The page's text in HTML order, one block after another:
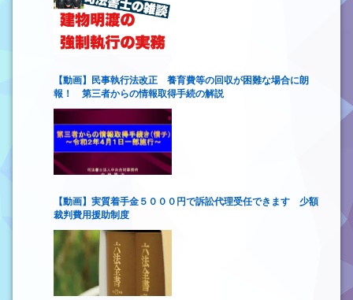
【動画】民事執行法改正 養育費等の回収が困難な場合に朗
報！ 第三者からの情報取得手続の解説
【動画】実質着手金５０００円で訴訟代理受任できます 少額
裁判費用援助制度